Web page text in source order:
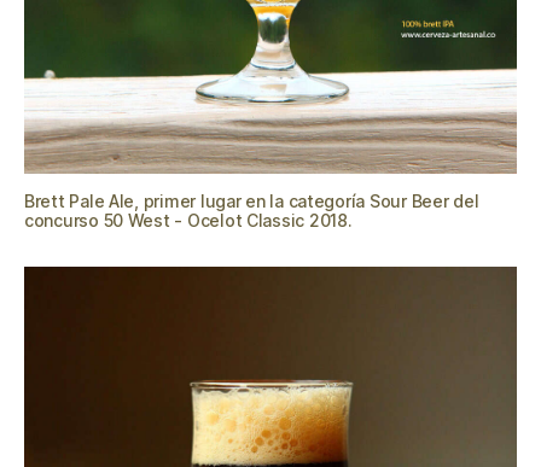
Brett Pale Ale, primer lugar en la categoría Sour Beer del
concurso 50 West - Ocelot Classic 2018.